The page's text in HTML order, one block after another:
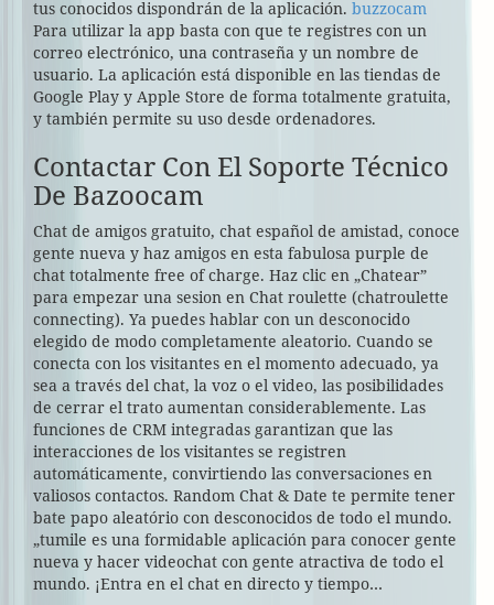
tus conocidos dispondrán de la aplicación. buzzocam
Para utilizar la app basta con que te registres con un
correo electrónico, una contraseña y un nombre de
usuario. La aplicación está disponible en las tiendas de
Google Play y Apple Store de forma totalmente gratuita,
y también permite su uso desde ordenadores.
Contactar Con El Soporte Técnico
De Bazoocam
Chat de amigos gratuito, chat español de amistad, conoce
gente nueva y haz amigos en esta fabulosa purple de
chat totalmente free of charge. Haz clic en „Chatear”
para empezar una sesion en Chat roulette (chatroulette
connecting). Ya puedes hablar con un desconocido
elegido de modo completamente aleatorio. Cuando se
conecta con los visitantes en el momento adecuado, ya
sea a través del chat, la voz o el video, las posibilidades
de cerrar el trato aumentan considerablemente. Las
funciones de CRM integradas garantizan que las
interacciones de los visitantes se registren
automáticamente, convirtiendo las conversaciones en
valiosos contactos. Random Chat & Date te permite tener
bate papo aleatório con desconocidos de todo el mundo.
„tumile es una formidable aplicación para conocer gente
nueva y hacer videochat con gente atractiva de todo el
mundo. ¡Entra en el chat en directo y tiempo…